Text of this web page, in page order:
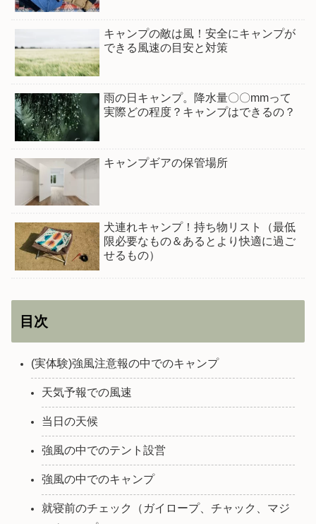
キャンプの敵は風！安全にキャンプが
できる風速の目安と対策
雨の日キャンプ。降水量〇〇mmって
実際どの程度？キャンプはできるの？
キャンプギアの保管場所
犬連れキャンプ！持ち物リスト（最低
限必要なもの＆あるとより快適に過ご
せるもの）
目次
(実体験)強風注意報の中でのキャンプ
天気予報での風速
当日の天候
強風の中でのテント設営
強風の中でのキャンプ
就寝前のチェック（ガイロープ、チャック、マジ